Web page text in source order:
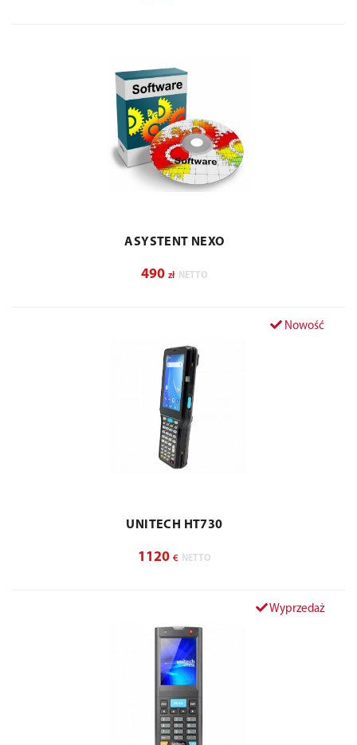
ASYSTENT NEXO
490 zł NETTO
Nowość
UNITECH HT730
1120 € NETTO
Wyprzedaż